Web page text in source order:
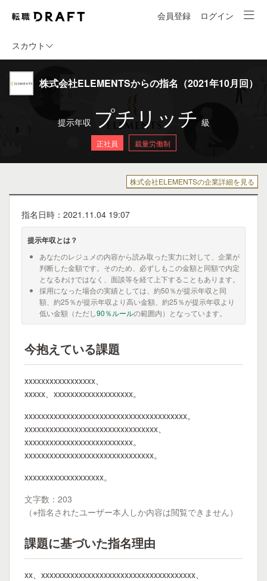
会員登録 ログイン
スカウト
株式会社ELEMENTSからの指名（2021年10月回）
提示年収 プチリッチ 級
正社員 裁量労働制
株式会社ELEMENTSの企業詳細を見る
指名日時：2021.11.04 19:07
提示年収とは？
あなたのレジュメの内容から読み取った実力に対して、企業が
判断した金額です。そのため、必ずしもこの金額と同額で内定
となるわけではなく、面談等を経て上下することもあります。
採用になった場合の実績としては、約50％が提示年収と同
額、約25％が提示年収より高い金額、約25％が提示年収より
低い金額（ただし90％ルールの範囲内）となっています。
今抱えている課題
xxxxxxxxxxxxxxxxx、
xxxxx、xxxxxxxxxxxxxxxxxxx。
xxxxxxxxxxxxxxxxxxxxxxxxxxxxxxxxxxxxxxx。
xxxxxxxxxxxxxxxxxxxxxxxxxxxxxxxx、
xxxxxxxxxxxxxxxxxxxxxxxxxx。
xxxxxxxxxxxxxxxxxxxxxxxxxxxxxxx。
xxxxxxxxxxxxxxxxxxx。
文字数：203
（※指名されたユーザー本人しか内容は閲覧できません）
課題に基づいた指名理由
xx、xxxxxxxxxxxxxxxxxxxxxxxxxxxxxxxxxxxxx、